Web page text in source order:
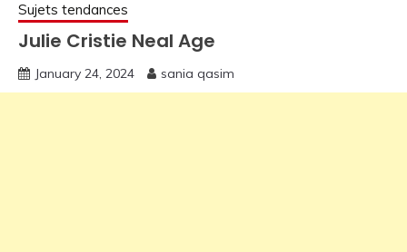
Sujets tendances
Julie Cristie Neal Age
January 24, 2024 sania qasim